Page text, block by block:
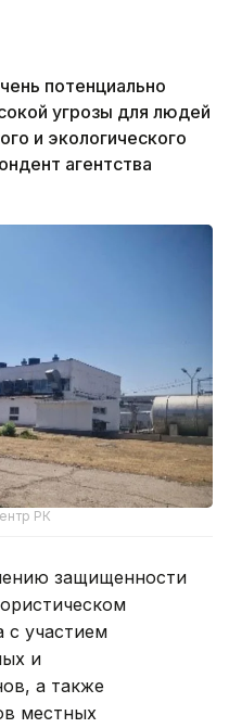
потенциально
угрозы для людей
и экологического
агентства
РК
защищенности
с участием
и
а также
местных